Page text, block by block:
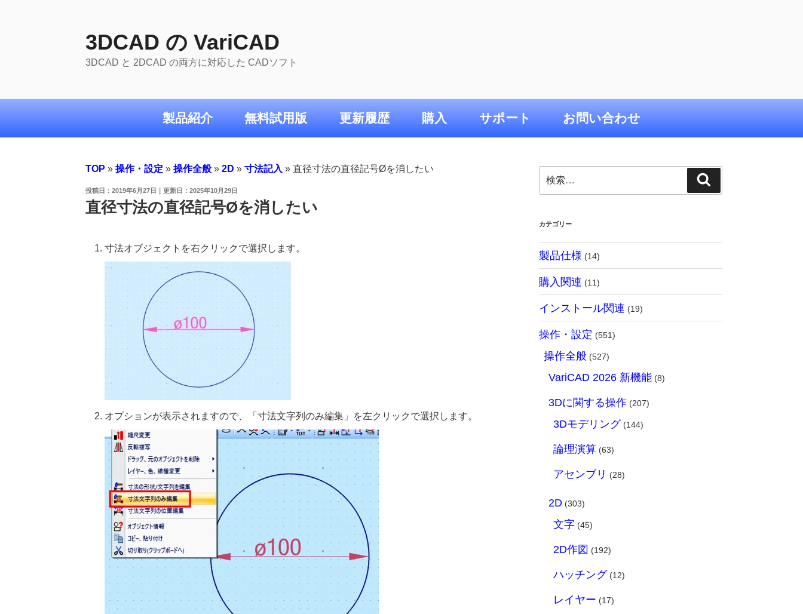
プ
3DCAD の VariCAD
3DCAD と 2DCAD の両方に対応した CADソフト
製品紹介 無料試用版 更新履歴 購入 サポート お問い合わせ
TOP » 操作・設定 » 操作全般 » 2D » 寸法記入 »直径寸法の直径記号Øを消したい
投
稿
日:
2019年6月27日 2025年10月29日
直径寸法の直径記号Øを消したい
寸法オブジェクトを右クリックで選択します。
オプションが表示されますので、「寸法文字列のみ編集」を左クリックで選択します。
索:
索
カテゴリー
製品仕様 (14)
購入関連 (11)
インストール関連 (19)
操作・設定 (551)
操作全般 (527)
VariCAD 2026 新機能 (8)
3Dに関する操作 (207)
3Dモデリング (144)
論理演算 (63)
アセンブリ (28)
2D (303)
文字 (45)
2D作図 (192)
ハッチング (12)
レイヤー (17)